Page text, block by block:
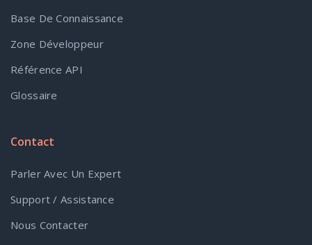
Base De Connaissance
Zone Développeur
Référence API
Glossaire
Contact
Parler Avec Un Expert
Support / Assistance
Nous Contacter